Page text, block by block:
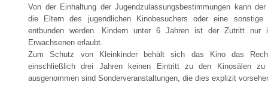
Von der Einhaltung der Jugendzulassungsbestimmungen kann
die Eltern des jugendlichen Kinobesuchers oder eine sonstige
entbunden werden. Kindern unter 6 Jahren ist der Zutritt nur
Erwachsenen erlaubt.
Zum Schutz von Kleinkinder behält sich das Kino das
einschließlich drei Jahren keinen Eintritt zu den Kinosälen zu
ausgenommen sind Sonderveranstaltungen, die dies explizit